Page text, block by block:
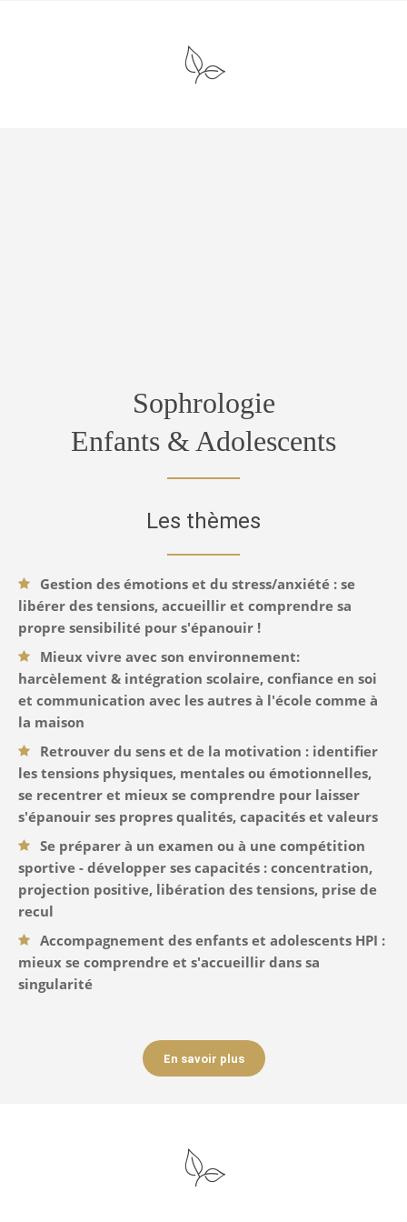
Sophrologie
Enfants & Adolescents
Les thèmes
Gestion des émotions et du stress/anxiété : se
libérer des tensions, accueillir et comprendre sa
propre sensibilité pour s'épanouir !
Mieux vivre avec son environnement:
harcèlement & intégration scolaire, confiance en soi
et communication avec les autres à l'école comme à
la maison
Retrouver du sens et de la motivation : identifier
les tensions physiques, mentales ou émotionnelles,
se recentrer et mieux se comprendre pour laisser
s'épanouir ses propres qualités, capacités et valeurs
Se préparer à un examen ou à une compétition
sportive - développer ses capacités : concentration,
projection positive, libération des tensions, prise de
recul
Accompagnement des enfants et adolescents HPI :
mieux se comprendre et s'accueillir dans sa
singularité
En savoir plus